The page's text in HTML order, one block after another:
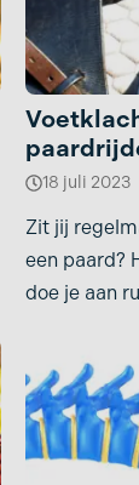
18 juli 2023
Zit jij
een paard?
doe je aan